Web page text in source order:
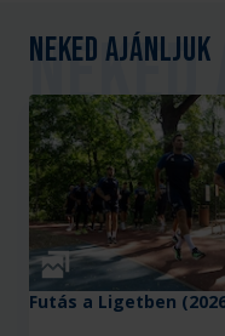
Neked ajánljuk
Galéria
Futás a Ligetben